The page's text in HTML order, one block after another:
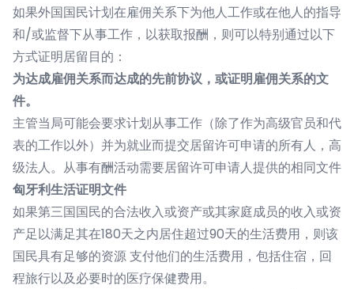
如果外国国民计划在雇佣关系下为他人工作或在他人的指导
和/或监督下从事工作，以获取报酬，则可以特别通过以下
方式证明居留目的：
为达成雇佣关系而达成的先前协议，或证明雇佣关系的文
件。
主管当局可能会要求计划从事工作（除了作为高级官员和代
表的工作以外）并为就业而提交居留许可申请的所有人，高
级法人。从事有酬活动需要居留许可申请人提供的相同文件
匈牙利生活证明文件
如果第三国国民的合法收入或资产或其家庭成员的收入或资
产足以满足其在180天之内居住超过90天的生活费用，则该
国民具有足够的资源 支付他们的生活费用，包括住宿，回
程旅行以及必要时的医疗保健费用。